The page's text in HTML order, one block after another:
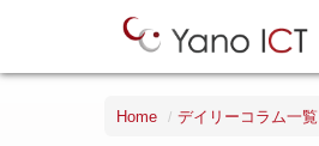
Home デイリーコラム一覧